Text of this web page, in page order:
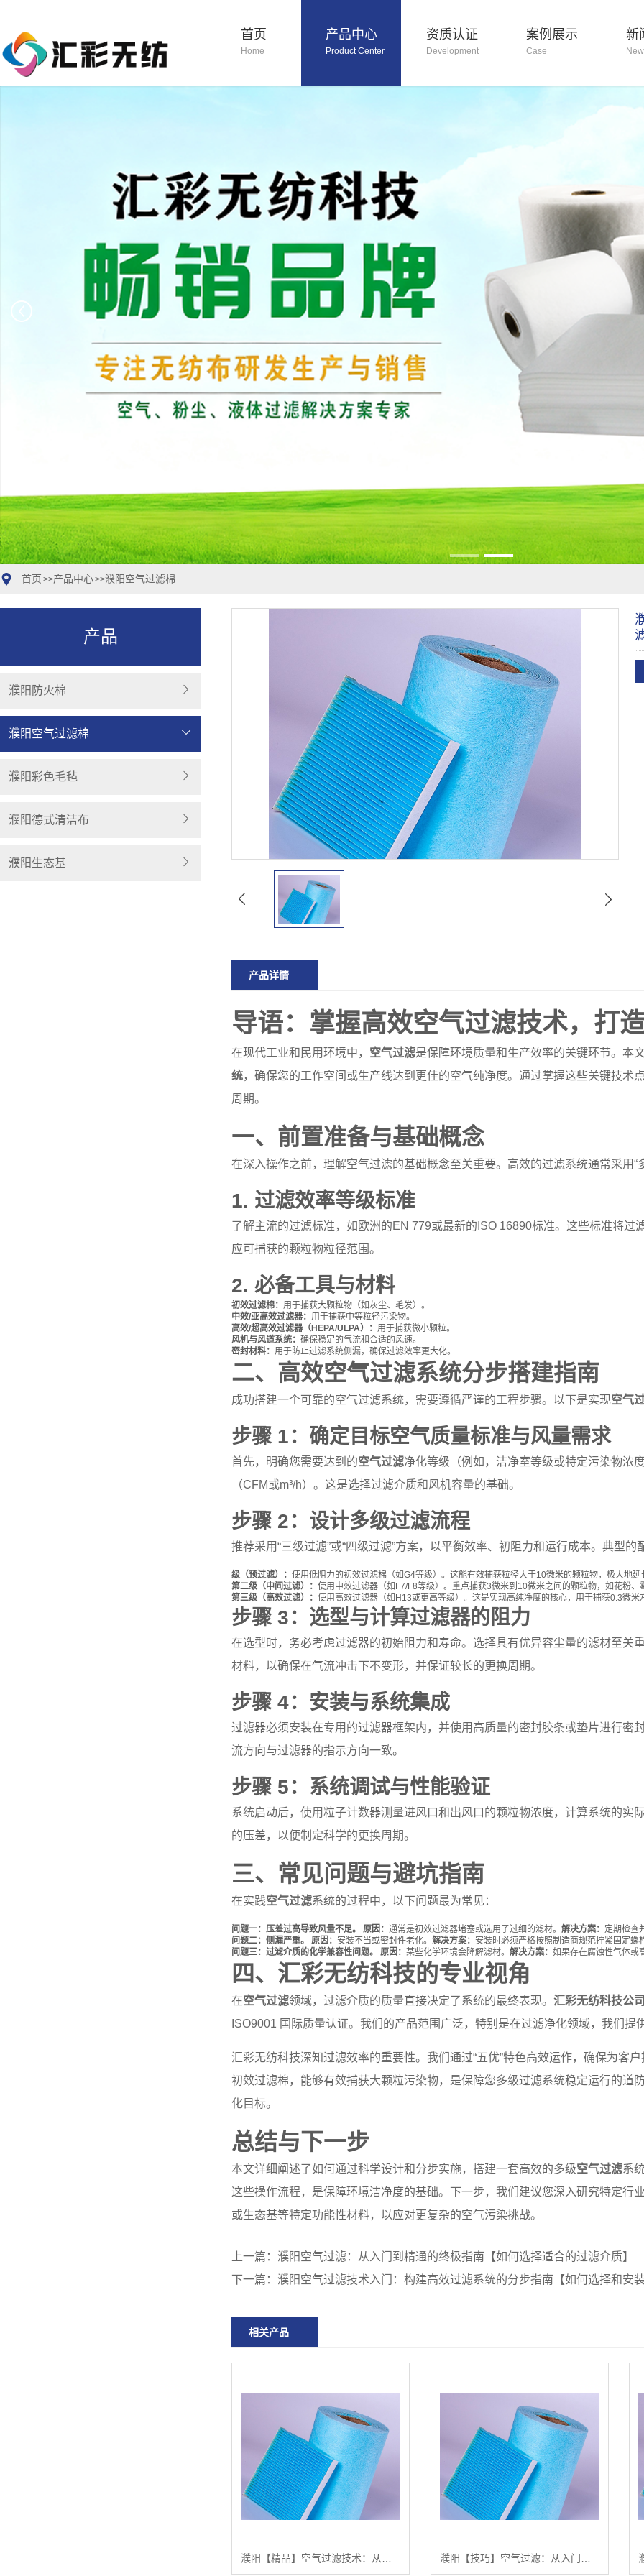
首页
Home
产品中心
Product Center
资质认证
Development
案例展示
Case
新
首页 >>产品中心>>濮阳空气过滤棉
产品
濮阳防火棉
濮阳空气过滤棉
濮阳彩色毛毡
濮阳德式清洁布
濮阳生态基
产品详情
导语：掌握高效空气过滤技术，打
在现代工业和民用环境中， 空气过滤是保障环境质量和生产效率的关键环节。本
统，确保您的工作空间或生产线达到更佳的空气纯净度。通过掌握这些关键技
周期。
一、前置准备与基础概念
在深入操作之前，理解空气过滤的基础概念至关重要。高效的过滤系统通常采用
1. 过滤效率等级标准
了解主流的过滤标准，如欧洲的EN 779或最新的ISO 16890标准。这些标准将
应可捕获的颗粒物粒径范围。
2. 必备工具与材料
初效过滤棉： 用于捕获大颗粒物（如灰尘、毛发）。
中效/亚高效过滤器： 用于捕获中等粒径污染物。
高效/超高效过滤器（HEPA/ULPA）： 用于捕获微小颗粒。
风机与风道系统： 确保稳定的气流和合适的风速。
密封材料： 用于防止过滤系统侧漏，确保过滤效率更大化。
二、高效空气过滤系统分步搭建指南
成功搭建一个可靠的空气过滤系统，需要遵循严谨的工程步骤。以下是实现空气
步骤 1：确定目标空气质量标准与风量需求
首先，明确您需要达到的空气过滤净化等级（例如，洁净室等级或特定污染物浓
（CFM或m³/h）。这是选择过滤介质和风机容量的基础。
步骤 2：设计多级过滤流程
推荐采用“三级过滤”或“四级过滤”方案，以平衡效率、初阻力和运行成本。典型的
级（预过滤）： 使用低阻力的初效过滤棉（如G4等级）。这能有效捕获粒径大于10微米的颗粒物，极大地
第二级（中间过滤）： 使用中效过滤器（如F7/F8等级）。重点捕获3微米到10微米之间的颗粒物，如花粉、
第三级（高效过滤）： 使用高效过滤器（如H13或更高等级）。这是实现高纯净度的核心，用于捕获0.3微米
步骤 3：选型与计算过滤器的阻力
在选型时，务必考虑过滤器的初始阻力和寿命。选择具有优异容尘量的滤材至
材料，以确保在气流冲击下不变形，并保证较长的更换周期。
步骤 4：安装与系统集成
过滤器必须安装在专用的过滤器框架内，并使用高质量的密封胶条或垫片进行密
流方向与过滤器的指示方向一致。
步骤 5：系统调试与性能验证
系统启动后，使用粒子计数器测量进风口和出风口的颗粒物浓度，计算系统的
的压差，以便制定科学的更换周期。
三、常见问题与避坑指南
在实践空气过滤系统的过程中，以下问题最为常见：
问题一：压差过高导致风量不足。 原因： 通常是初效过滤器堵塞或选用了过细的滤材。 解决方案： 定期检查
问题二：侧漏严重。
原因： 安装不当或密封件老化。 解决方案： 安装时必须严格按照制造商规范拧紧固定螺
问题三：过滤介质的化学兼容性问题。
原因： 某些化学环境会降解滤材。 解决方案： 如果存在腐蚀性气体或
四、汇彩无纺科技的专业视角
在空气过滤领域，过滤介质的质量直接决定了系统的最终表现。 汇彩无纺科技公
ISO9001 国际质量认证。我们的产品范围广泛，特别是在过滤净化领域，我们提
汇彩无纺科技深知过滤效率的重要性。我们通过“五优”特色高效运作，确保为客
初效过滤棉，能够有效捕获大颗粒污染物，是保障您多级过滤系统稳定运行的
化目标。
总结与下一步
本文详细阐述了如何通过科学设计和分步实施，搭建一套高效的多级空气过滤系
这些操作流程，是保障环境洁净度的基础。下一步，我们建议您深入研究特定
或生态基等特定功能性材料，以应对更复杂的空气污染挑战。
上一篇： 濮阳空气过滤：从入门到精通的终极指南【如何选择适合的过滤介质】
下一篇： 濮阳空气过滤技术入门：构建高效过滤系统的分步指南【如何选择和安
相关产品
濮阳【精品】空气过滤技术：从入门到精通的【高效空气过滤棉选择与安装指南】【很重要?】 濮阳【技巧】空气过滤：从入门到精通的指南【如何选择适合的过滤介质】【怎么样?】